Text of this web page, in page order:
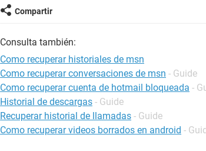
Compartir
Consulta también:
Como recuperar historiales de msn
Como recuperar conversaciones de msn - Guide
Como recuperar cuenta de hotmail bloqueada -
Historial de descargas - Guide
Recuperar historial de llamadas - Guide
Como recuperar videos borrados en android -